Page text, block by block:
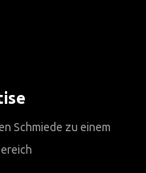
Schmiede zu einem